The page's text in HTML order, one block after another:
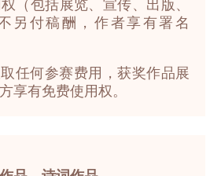
（包括展览、宣传、出版、
另付稿酬，作者享有署名
任何参赛费用，获奖作品展
享有免费使用权。